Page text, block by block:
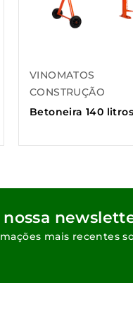
VINOMATOS
CONSTRUÇÃO
Betoneira 140 litros
mais recentes